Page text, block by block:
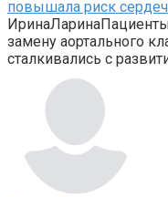
повышала риск
замену аортального
сталкивались с